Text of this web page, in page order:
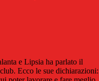
e Lipsia ha parlato il
Ecco le sue dichiarazioni: